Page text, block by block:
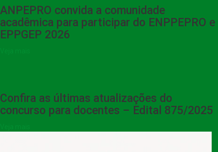
ANPEPRO convida a comunidade
acadêmica para participar do ENPPEPRO e
EPPGEP 2026
Confira as últimas atualizações do
concurso para docentes – Edital 875/2025